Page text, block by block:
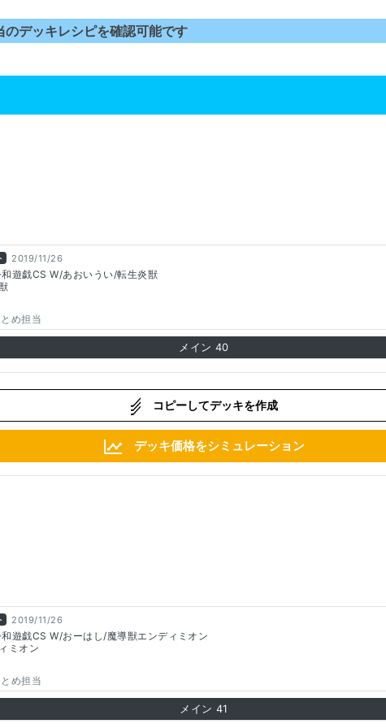
デッキレシピを確認可能です
2019/11/26
遊戯CS W/あおいうい/転生炎獣
め担当
メイン 40
コピーしてデッキを作成
デッキ価格をシミュレーション
2019/11/26
遊戯CS W/おーはし/魔導獣エンディミオン
ミオン
め担当
メイン 41